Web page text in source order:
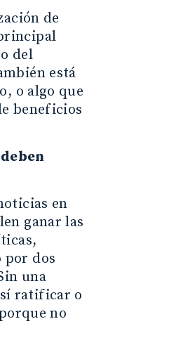
de
del
está
o algo que
beneficios
en
ganar las
por dos
una
ratificar o
no